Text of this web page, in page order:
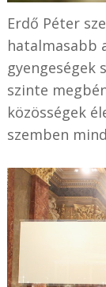
Erdő Péter
hatalmasabb
gyengeségek
szinte
közösségek
szemben